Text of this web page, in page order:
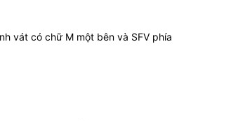
vát có chữ M một bên và SFV phía